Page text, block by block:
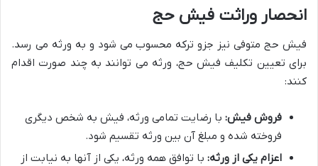
انحصار وراثت فیش حج
فیش حج متوفی نیز جزو ترکه محسوب می شود و به ورثه می رسد.
برای تعیین تکلیف فیش حج، ورثه می توانند به چند صورت اقدام
کنند:
فروش فیش: با رضایت تمامی ورثه، فیش به شخص دیگری
فروخته شده و مبلغ آن بین ورثه تقسیم شود.
اعزام یکی از ورثه: با توافق همه ورثه، یکی از آنها به نیابت از